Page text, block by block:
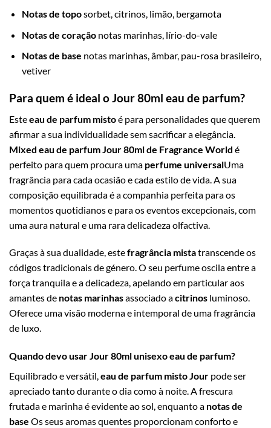
Notas de toposorbet, citrinos, limão, bergamota
Notas de coraçãonotas marinhas, lírio-do-vale
Notas de base notas marinhas, âmbar, pau-rosa brasileiro,
vetiver
Para quem é ideal o Jour 80ml eau de parfum?
Esteeau de parfum mistoé para personalidades que querem
afirmar a sua individualidade sem sacrificar a elegância.
Mixed eau de parfum Jour 80ml de Fragrance World é
perfeito para quem procura uma perfume universalUma
fragrância para cada ocasião e cada estilo de vida. A sua
composição equilibrada é a companhia perfeita para os
momentos quotidianos e para os eventos excepcionais, com
uma aura natural e uma rara delicadeza olfactiva.
Graças à sua dualidade, estefragrância mistatranscende os
códigos tradicionais de género. O seu perfume oscila entre a
força tranquila e a delicadeza, apelando em particular aos
amantes de notas marinhasassociado acitrinos luminoso.
Oferece uma visão moderna e intemporal de uma fragrância
de luxo.
Quando devo usar Jour 80ml unisexo eau de parfum?
Equilibrado e versátil,eau de parfum misto Jour pode ser
apreciado tanto durante o dia como à noite. A frescura
frutada e marinha é evidente ao sol, enquanto a notas de
base Os seus aromas quentes proporcionam conforto e